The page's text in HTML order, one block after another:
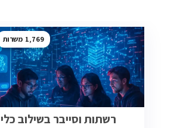
1,769
רשתות וסייבר בשילוב כלי AI